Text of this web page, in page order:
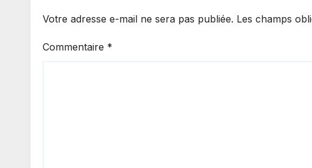
Votre adresse e-mail ne sera pas publiée. Les champs
Commentaire *